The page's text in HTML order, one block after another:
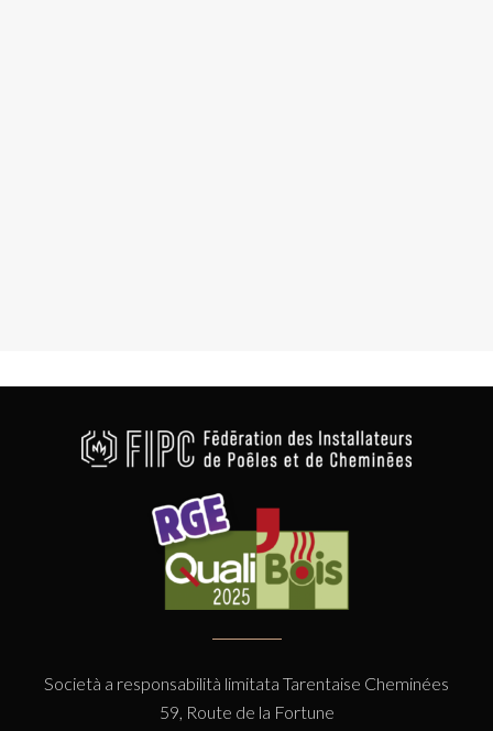
Società a responsabilità limitata Tarentaise Cheminées
59, Route de la Fortune